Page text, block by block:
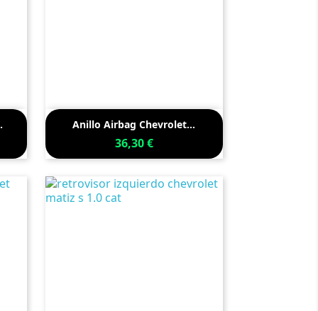
Anillo Airbag Chevrolet...
36,30 €
 Vista rápida